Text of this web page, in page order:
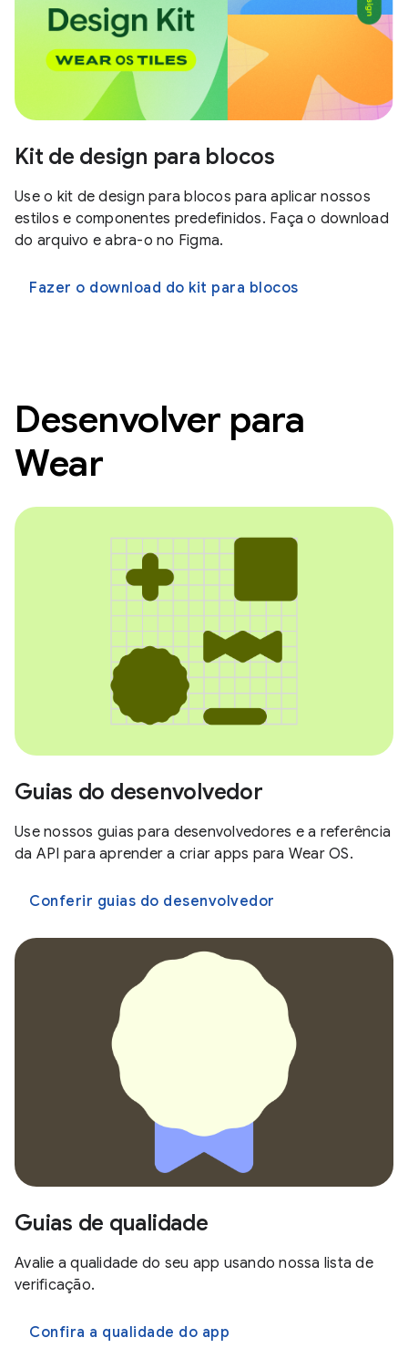
Kit de design para blocos
Use o kit de design para blocos para aplicar nossos
estilos e componentes predefinidos. Faça o download
do arquivo e abra-o no Figma.
Fazer o download do kit para blocos
Desenvolver para
Wear
Guias do desenvolvedor
Use nossos guias para desenvolvedores e a referência
da API para aprender a criar apps para Wear OS.
Conferir guias do desenvolvedor
Guias de qualidade
Avalie a qualidade do seu app usando nossa lista de
verificação.
Confira a qualidade do app